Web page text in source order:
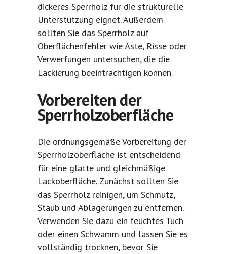
dickeres Sperrholz für die strukturelle
Unterstützung eignet. Außerdem
sollten Sie das Sperrholz auf
Oberflächenfehler wie Äste, Risse oder
Verwerfungen untersuchen, die die
Lackierung beeinträchtigen können.
Vorbereiten der
Sperrholzoberfläche
Die ordnungsgemäße Vorbereitung der
Sperrholzoberfläche ist entscheidend
für eine glatte und gleichmäßige
Lackoberfläche. Zunächst sollten Sie
das Sperrholz reinigen, um Schmutz,
Staub und Ablagerungen zu entfernen.
Verwenden Sie dazu ein feuchtes Tuch
oder einen Schwamm und lassen Sie es
vollständig trocknen, bevor Sie